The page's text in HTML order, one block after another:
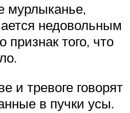
мурлыканье,
недовольным
того, что
и тревоге говорят
в пучки усы.